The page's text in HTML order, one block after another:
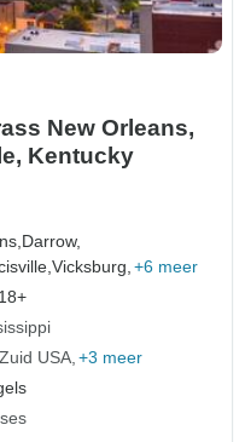
New Orleans,
Kentucky
Darrow,
Vicksburg, +6 meer
Zuid USA +3 meer